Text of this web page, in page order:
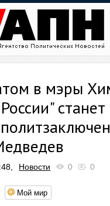
в мэры
станет
Новости 0 0
Мой мир